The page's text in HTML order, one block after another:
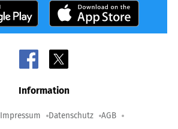
Information
Impressum Datenschutz AGB